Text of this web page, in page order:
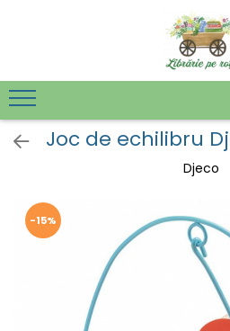
Joc de echilibru
Djeco
-15%